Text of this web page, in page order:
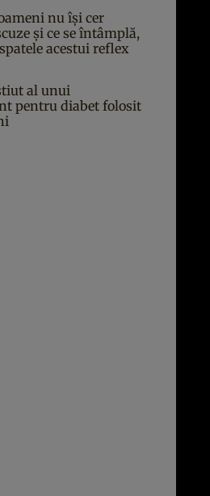
nu își cer
și ce se întâmplă,
acestui reflex
al unui
pentru diabet folosit